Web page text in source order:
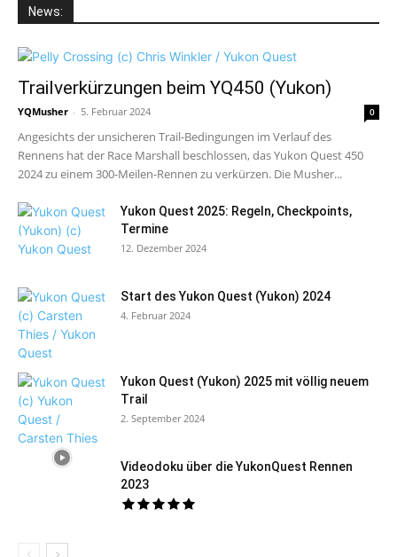
News:
Trailverkürzungen beim YQ450 (Yukon)
YQMusher - 5. Februar 2024 0
Angesichts der unsicheren Trail-Bedingungen im Verlauf des
Rennens hat der Race Marshall beschlossen, das Yukon Quest 450
2024 zu einem 300-Meilen-Rennen zu verkürzen. Die Musher...
Yukon Quest 2025: Regeln, Checkpoints,
Termine
12. Dezember 2024
Start des Yukon Quest (Yukon) 2024
4. Februar 2024
Yukon Quest (Yukon) 2025 mit völlig neuem
Trail
2. September 2024
Videodoku über die YukonQuest Rennen
2023